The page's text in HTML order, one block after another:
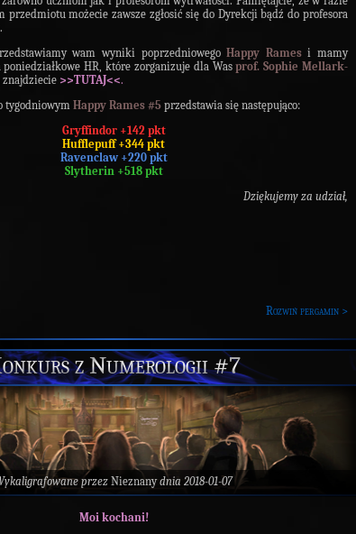
możecie zawsze zgłosić się do Dyrekcji bądź do profesora
wam wyniki poprzedniowegoHappy Ramesi mamy
poniedziałkowe HR, które zorganizuje dla Wasprof. Sophie Mellark-
znajdziecie >>TUTAJ<<.
tygodniowym Happy Rames #5 przedstawia się następująco:
Gryffindor +142 pkt
Hufflepuff +344 pkt
Ravenclaw +220 pkt
Slytherin +518 pkt
Dziękujemy za udział,
Rozwiń pergamin >
z Numerologii #7
przez Nieznanydnia 2018-01-07
Moi kochani!